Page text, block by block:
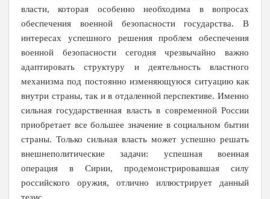
власти, которая особенно необходима в вопросах
обеспечения военной безопасности государства. В
интересах успешного решения проблем обеспечения
военной безопасности сегодня чрезвычайно важно
адаптировать структуру и деятельность властного
механизма под постоянно изменяющуюся ситуацию как
внутри страны, так и в отдаленной перспективе. Именно
сильная государственная власть в современной России
приобретает все большее значение в социальном бытии
страны. Только сильная власть может успешно решать
внешнеполитические задачи: успешная военная
операция в Сирии, продемонстрировавшая силу
российского оружия, отлично иллюстрирует данный